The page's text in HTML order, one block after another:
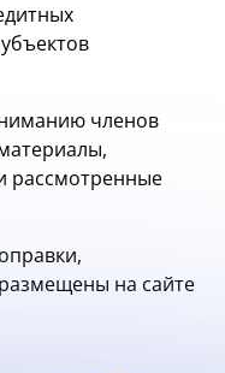
членов
рассмотренные
на сайте